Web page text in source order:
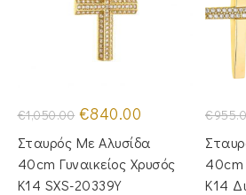
€1,050.00 Original
price
was:
€1,050.00.
€840.00
τιμή
είναι:
€840.00.
Σταυρός Με Αλυσίδα
40cm Γυναικείος Χρυσός
Κ14 SXS-20339Y
€
40cm
Κ14